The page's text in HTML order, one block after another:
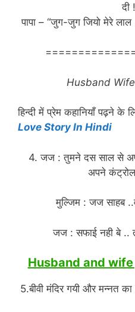
दी
पापा – “जुग-जुग जियो मेरे
Husband
हिन्दी में प्रेम कहानियाँ पढ़ने के
Love Story In Hindi
4. जज : तुमने दस साल से
अपने
मुल्जिम : जज साहब
जज : सफाई नही बे ..
Husband and
5.बीवी मंदिर गयी और मन्नत